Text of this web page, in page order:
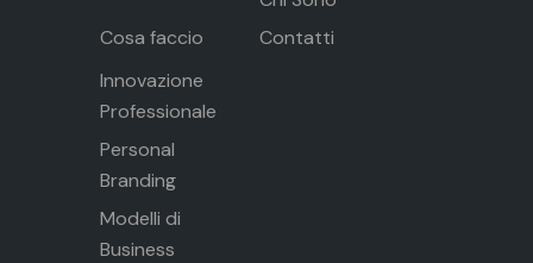
Cosa faccio
Innovazione
Professionale
Personal
Branding
Modelli di
Business
Contatti